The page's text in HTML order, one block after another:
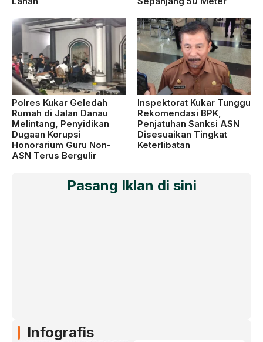
Polres Kukar Geledah
Rumah di Jalan Danau
Melintang, Penyidikan
Dugaan Korupsi
Honorarium Guru Non-
ASN Terus Bergulir
Inspektorat Kukar Tunggu
Rekomendasi BPK,
Penjatuhan Sanksi ASN
Disesuaikan Tingkat
Keterlibatan
Pasang Iklan di sini
Infografis